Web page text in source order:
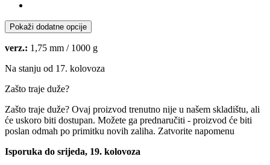
Pokaži dodatne opcije
verz.: 1,75 mm / 1000 g
Na stanju od 17. kolovoza
Zašto traje duže?
Zašto traje duže? Ovaj proizvod trenutno nije u našem skladištu, ali
će uskoro biti dostupan. Možete ga prednaručiti - proizvod će biti
poslan odmah po primitku novih zaliha. Zatvorite napomenu
Isporuka do srijeda, 19. kolovoza